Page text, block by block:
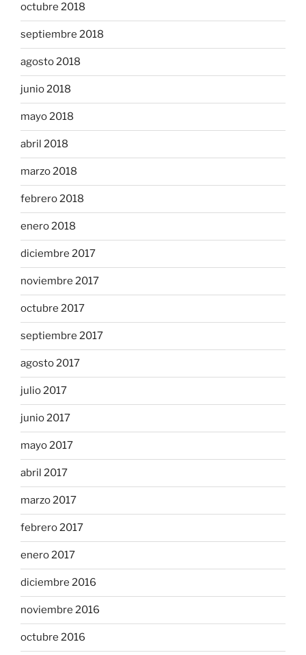
octubre 2018
septiembre 2018
agosto 2018
junio 2018
mayo 2018
abril 2018
marzo 2018
febrero 2018
enero 2018
diciembre 2017
noviembre 2017
octubre 2017
septiembre 2017
agosto 2017
julio 2017
junio 2017
mayo 2017
abril 2017
marzo 2017
febrero 2017
enero 2017
diciembre 2016
noviembre 2016
octubre 2016